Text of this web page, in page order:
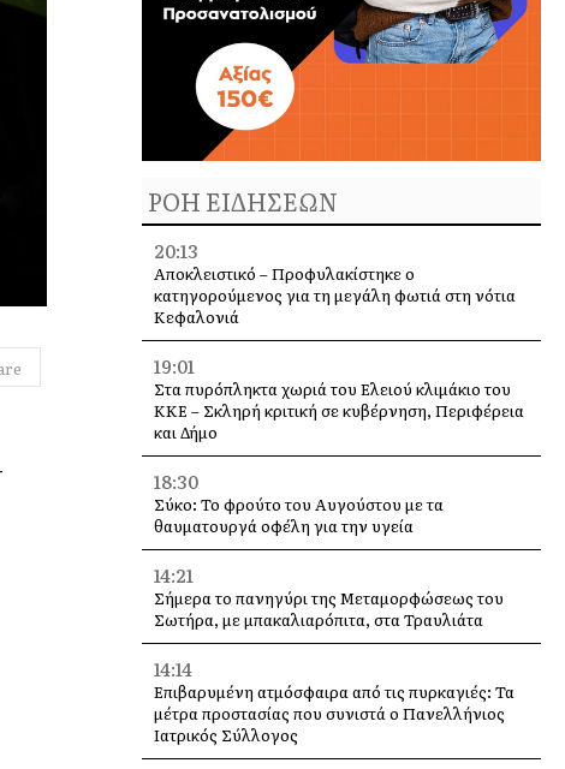
ΡΟΗ ΕΙΔΗΣΕΩΝ
20:13
Αποκλειστικό – Προφυλακίστηκε ο
κατηγορούμενος για τη μεγάλη φωτιά στη νότια
Κεφαλονιά
19:01
Στα πυρόπληκτα χωριά του Ελειού κλιμάκιο του
ΚΚΕ – Σκληρή κριτική σε κυβέρνηση, Περιφέρεια
και Δήμο
18:30
Σύκο: Το φρούτο του Αυγούστου με τα
θαυματουργά οφέλη για την υγεία
14:21
Σήμερα το πανηγύρι της Μεταμορφώσεως του
Σωτήρα, με μπακαλιαρόπιτα, στα Τραυλιάτα
14:14
Επιβαρυμένη ατμόσφαιρα από τις πυρκαγιές: Τα
μέτρα προστασίας που συνιστά ο Πανελλήνιος
Ιατρικός Σύλλογος